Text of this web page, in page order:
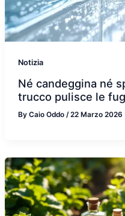
Notizia
Né candeggina né
trucco pulisce le
By Caio Oddo /22 Marzo 2026